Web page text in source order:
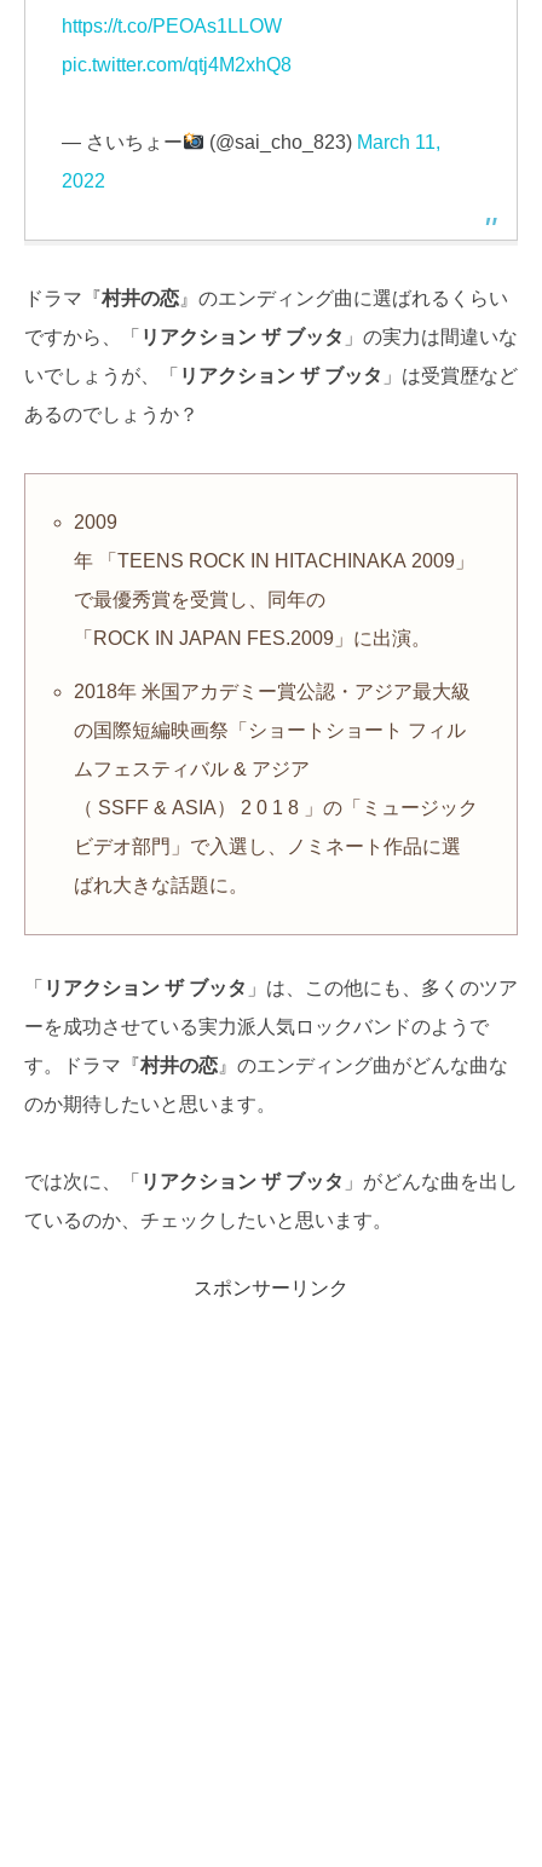
https://t.co/PEOAs1LLOW
pic.twitter.com/qtj4M2xhQ8
— さいちょー (@sai_cho_823) March 11,
2022
ドラマ『村井の恋 』のエンディング曲に選ばれるくらい
ですから、「 リアクション ザ ブッタ 」の実力は間違いな
いでしょうが、「 リアクション ザ ブッタ 」は受賞歴など
あるのでしょうか？
2009
年 「TEENS ROCK IN HITACHINAKA 2009」
で最優秀賞を受賞し、同年の
「ROCK IN JAPAN FES.2009」に出演。
2018年 米国アカデミー賞公認・アジア最大級
の国際短編映画祭「ショートショート フィル
ムフェスティバル & アジア
（ SSFF & ASIA） 2 0 1 8 」の「ミュージック
ビデオ部門」で入選し、ノミネート作品に選
ばれ大きな話題に。
「 リアクション ザ ブッタ 」は、この他にも、多くのツア
ーを成功させている実力派人気ロックバンドのようで
す。ドラマ『村井の恋 』のエンディング曲がどんな曲な
のか期待したいと思います。
では次に、「 リアクション ザ ブッタ 」がどんな曲を出し
ているのか、チェックしたいと思います。
スポンサーリンク